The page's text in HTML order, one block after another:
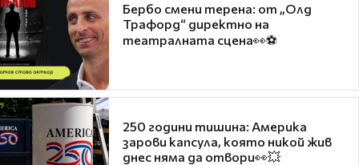
Бербо смени терена: от „Олд
Трафорд“ директно на
театралната сцена👀⚽
250 години тишина: Америка
зарови капсула, която никой жив
днес няма да отвори👀💥